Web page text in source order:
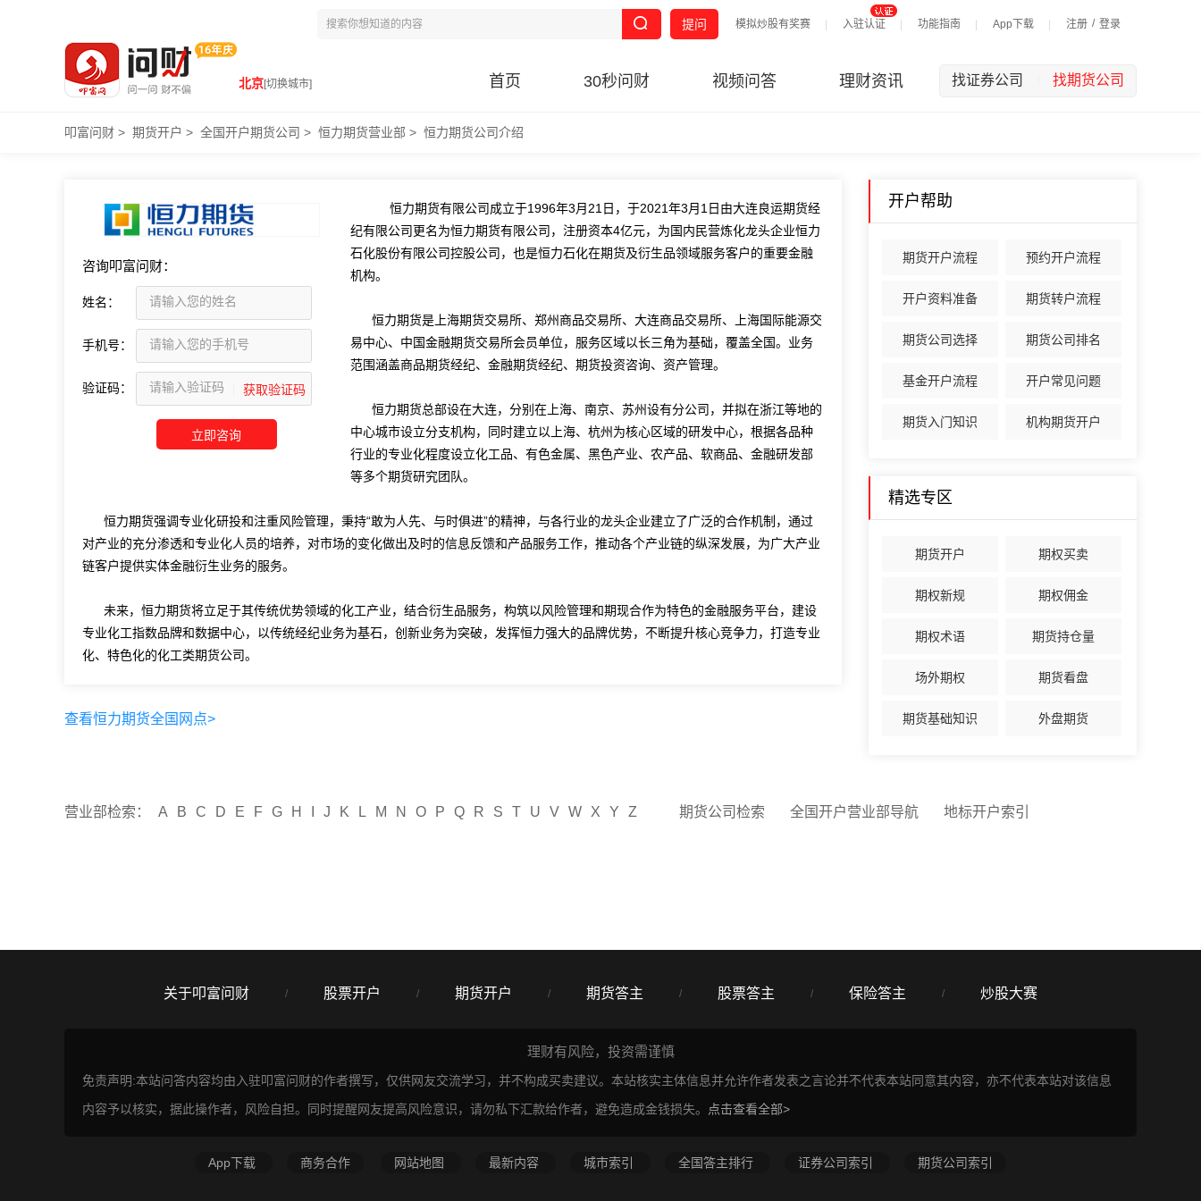
模拟炒股有奖赛 入驻认证 功能指南 App下载 注册 / 登录
提问
北京[切换城市] 首页 30秒问财 视频问答 理财资讯 找证券公司 找期货公司
叩富问财 > 期货开户 > 全国开户期货公司 > 恒力期货营业部 > 恒力期货公司介绍
咨询叩富问财：
姓名：
手机号：
验证码：
恒力期货有限公司成立于1996年3月21日，于2021年3月1日由大连良运期货经
纪有限公司更名为恒力期货有限公司，注册资本4亿元，为国内民营炼化龙头企业恒力
石化股份有限公司控股公司，也是恒力石化在期货及衍生品领域服务客户的重要金融
机构。
恒力期货是上海期货交易所、郑州商品交易所、大连商品交易所、上海国际能源交
易中心、中国金融期货交易所会员单位，服务区域以长三角为基础，覆盖全国。业务
范围涵盖商品期货经纪、金融期货经纪、期货投资咨询、资产管理。
恒力期货总部设在大连，分别在上海、南京、苏州设有分公司，并拟在浙江等地的
中心城市设立分支机构，同时建立以上海、杭州为核心区域的研发中心，根据各品种
行业的专业化程度设立化工品、有色金属、黑色产业、农产品、软商品、金融研发部
等多个期货研究团队。
恒力期货强调专业化研投和注重风险管理，秉持“敢为人先、与时俱进”的精神，与各行业的龙头企业建立了广泛的合作机制，通过
对产业的充分渗透和专业化人员的培养，对市场的变化做出及时的信息反馈和产品服务工作，推动各个产业链的纵深发展，为广大产业
链客户提供实体金融衍生业务的服务。
未来，恒力期货将立足于其传统优势领域的化工产业，结合衍生品服务，构筑以风险管理和期现合作为特色的金融服务平台，建设
专业化工指数品牌和数据中心，以传统经纪业务为基石，创新业务为突破，发挥恒力强大的品牌优势，不断提升核心竞争力，打造专业
化、特色化的化工类期货公司。
查看恒力期货全国网点>
开户帮助
期货开户流程 预约开户流程
开户资料准备 期货转户流程
期货公司选择 期货公司排名
基金开户流程 开户常见问题
期货入门知识 机构期货开户
精选专区
期货开户 期权买卖
期权新规 期权佣金
期权术语 期货持仓量
场外期权 期货看盘
期货基础知识 外盘期货
营业部检索： A B C D E F G H J K L M N O P Q R S T U V W X Y Z 期货公司检索 全国开户营业部导航 地标开户索引
关于叩富问财 / 股票开户 / 期货开户 / 期货答主 / 股票答主 / 保险答主 / 炒股大赛
理财有风险，投资需谨慎
免责声明:本站问答内容均由入驻叩富问财的作者撰写，仅供网友交流学习，并不构成买卖建议。本站核实主体信息并允许作者发表之言论并不代表本站同意其内容，亦不代表本站对该信息
内容予以核实，据此操作者，风险自担。同时提醒网友提高风险意识，请勿私下汇款给作者，避免造成金钱损失。
点击查看全部>
App下载 商务合作 网站地图 最新内容 城市索引 全国答主排行 证券公司索引 期货公司索引